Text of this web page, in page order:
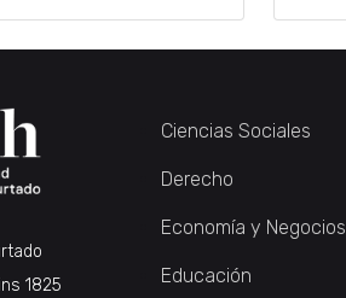
1825
Ciencias Sociales
Derecho
Economía y Negocios
Educación